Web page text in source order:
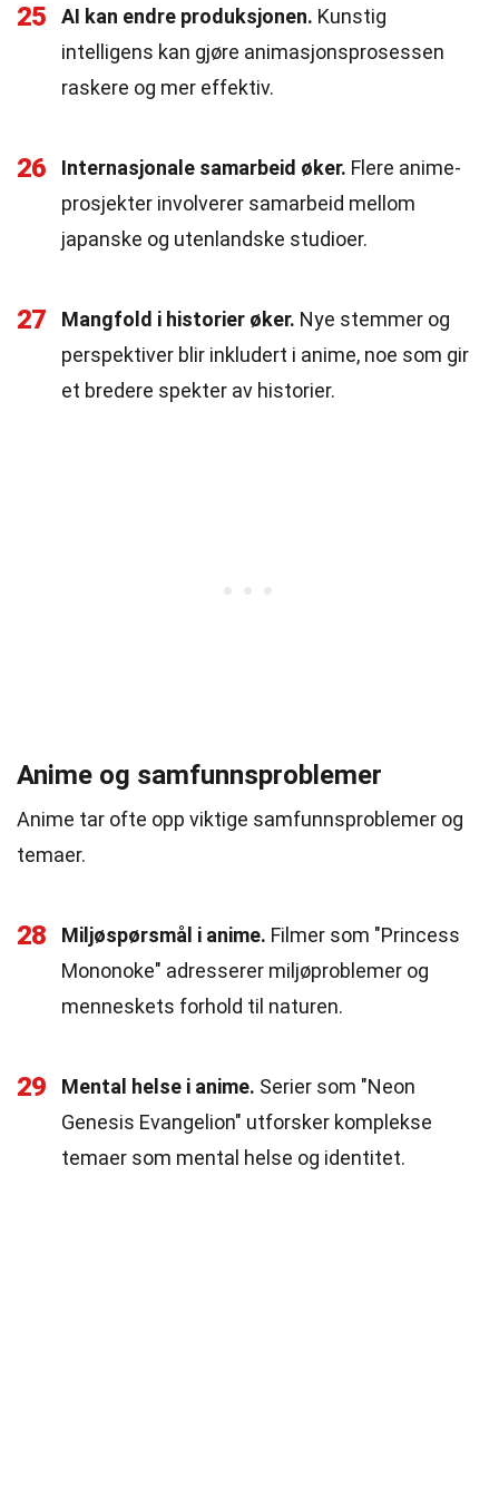
25 AI kan endre produksjonen. Kunstig
intelligens kan gjøre animasjonsprosessen
raskere og mer effektiv.
26 Internasjonale samarbeid øker. Flere anime-
prosjekter involverer samarbeid mellom
japanske og utenlandske studioer.
27 Mangfold i historier øker. Nye stemmer og
perspektiver blir inkludert i anime, noe som gir
et bredere spekter av historier.
Anime og samfunnsproblemer
Anime tar ofte opp viktige samfunnsproblemer og
temaer.
28 Miljøspørsmål i anime. Filmer som "Princess
Mononoke" adresserer miljøproblemer og
menneskets forhold til naturen.
29 Mental helse i anime. Serier som "Neon
Genesis Evangelion" utforsker komplekse
temaer som mental helse og identitet.